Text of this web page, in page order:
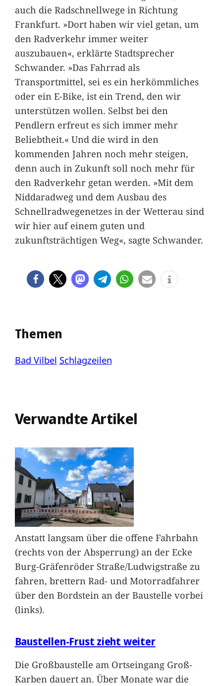
auch die Radschnellwege in Richtung
Frankfurt. »Dort haben wir viel getan, um
den Radverkehr immer weiter
auszubauen«, erklärte Stadtsprecher
Schwander. »Das Fahrrad als
Transportmittel, sei es ein herkömmliches
oder ein E-Bike, ist ein Trend, den wir
unterstützen wollen. Selbst bei den
Pendlern erfreut es sich immer mehr
Beliebtheit.« Und die wird in den
kommenden Jahren noch mehr steigen,
denn auch in Zukunft soll noch mehr für
den Radverkehr getan werden. »Mit dem
Niddaradweg und dem Ausbau des
Schnellradwegenetzes in der Wetterau sind
wir hier auf einem guten und
zukunftsträchtigen Weg«, sagte Schwander.
Themen
Bad Vilbel Schlagzeilen
Verwandte Artikel
Anstatt langsam über die offene Fahrbahn
(rechts von der Absperrung) an der Ecke
Burg-Gräfenröder Straße/Ludwigstraße zu
fahren, brettern Rad- und Motorradfahrer
über den Bordstein an der Baustelle vorbei
(links).
Baustellen-Frust zieht weiter
Die Großbaustelle am Ortseingang Groß-
Karben dauert an. Über Monate war die